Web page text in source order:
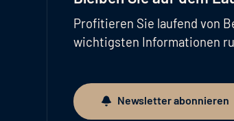
Profitieren Sie laufend von
wichtigsten Informationen
Newsletter abonnieren
Newsletter abonnieren